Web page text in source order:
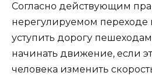
Согласно действующим
нерегулируемом переходе
уступить дорогу
начинать движение, если
человека изменить